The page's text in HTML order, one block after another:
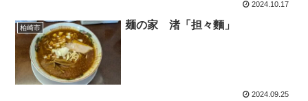
2024.10.17
柏崎市 麺の家 渚「担々麵」
2024.09.25